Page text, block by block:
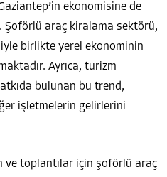
ekonomisine de
Şoförlü araç kiralama sektörü,
birlikte yerel ekonominin
Ayrıca, turizm
bulunan bu trend,
işletmelerin gelirlerini
ve toplantılar için şoförlü araç